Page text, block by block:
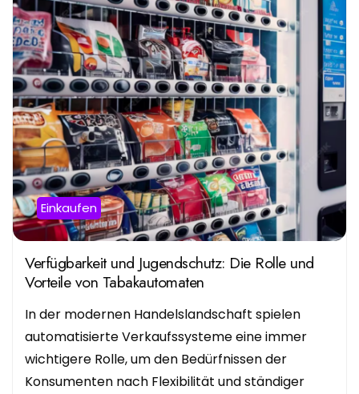
Einkaufen
Verfügbarkeit und Jugendschutz: Die Rolle und
Vorteile von Tabakautomaten
In der modernen Handelslandschaft spielen
automatisierte Verkaufssysteme eine immer
wichtigere Rolle, um den Bedürfnissen der
Konsumenten nach Flexibilität und ständiger